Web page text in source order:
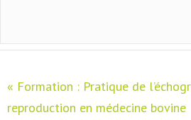
« Formation : Pratique de
reproduction en médecine bovine